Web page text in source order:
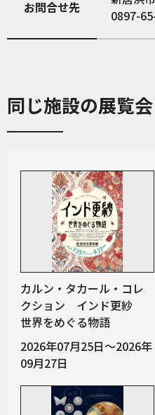
お問合せ先
0897-
同じ施設の展覧会
カルン・タカール・コレ
クション インド更紗
世界をめぐる物語
2026年07月25日～2026年
09月27日